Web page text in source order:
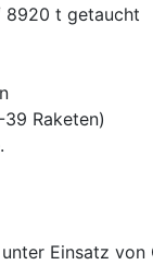
8920 t getaucht
Raketen)
Einsatz